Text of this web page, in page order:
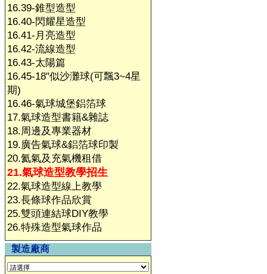
16.39-錐型造型
16.40-閃耀星造型
16.41-月亮造型
16.42-流線造型
16.43-太陽篇
16.45-18"似沙灘球(可飄3~4星
期)
16.46-氣球城堡鋁箔球
17.氣球造型書籍&雜誌
18.周邊及專業器材
19.廣告氣球&鋁箔球印製
20.氦氣及充氣機租借
21.氣球造型教學招生
22.氣球造型線上教學
23.長條球作品欣賞
25.雙頭連結球DIY教學
26.特殊造型氣球作品
製造廠商